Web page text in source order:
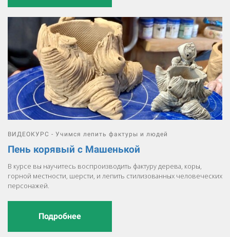
ВИДЕОКУРС - Учимся лепить фактуры и людей
Пень корявый с Машенькой
В курсе вы научитесь воспроизводить фактуру дерева, коры,
горной местности, шерсти, и лепить стилизованных человеческих
персонажей.
Подробнее